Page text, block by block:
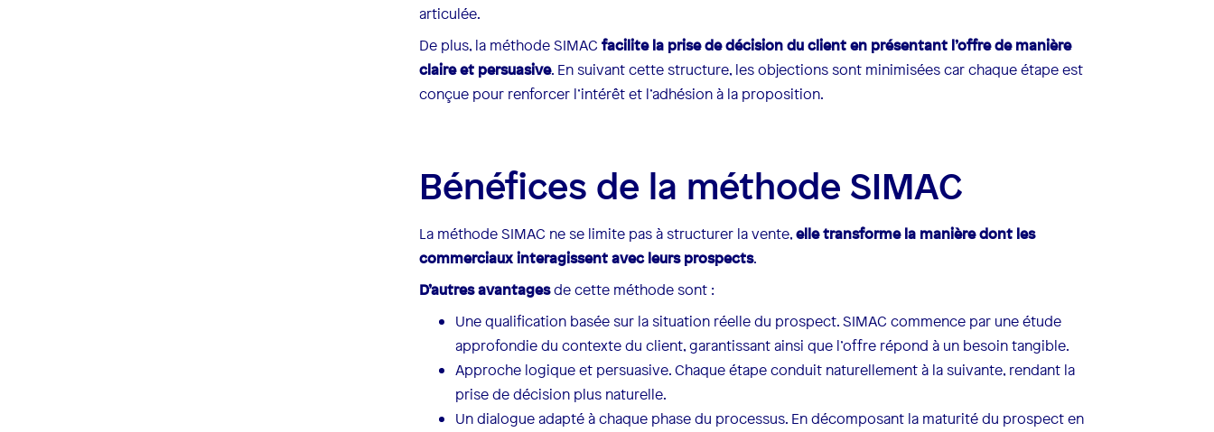
articulée.
De plus, la méthode SIMAC facilite la prise de décision du client en présentant l’offre de manière
claire et persuasive. En suivant cette structure, les objections sont minimisées car chaque étape est
conçue pour renforcer l’intérêt et l’adhésion à la proposition.
Bénéfices de la méthode SIMAC
La méthode SIMAC ne se limite pas à structurer la vente,elle transforme la manière dont les
commerciaux interagissent avec leurs prospects.
D’autres avantagesde cette méthode sont :
Une qualification basée sur la situation réelle du prospect. SIMAC commence par une étude
approfondie du contexte du client, garantissant ainsi que l’offre répond à un besoin tangible.
Approche logique et persuasive. Chaque étape conduit naturellement à la suivante, rendant la
prise de décision plus naturelle.
Un dialogue adapté à chaque phase du processus. En décomposant la maturité du prospect en